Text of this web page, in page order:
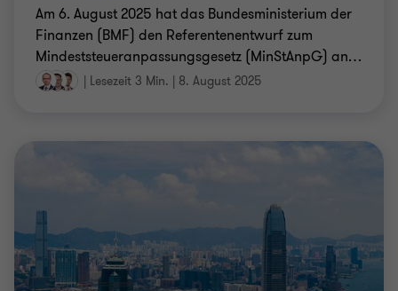
Am 6. August 2025 hat das Bundesministerium der
Finanzen (BMF) den Referentenentwurf zum
Mindeststeueranpassungsgesetz (MinStAnpG) an…
| Lesezeit 3 Min. | 8. August 2025